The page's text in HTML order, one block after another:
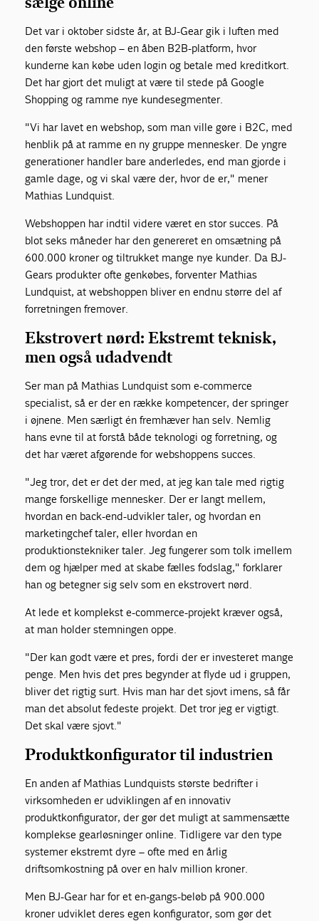
Det var i oktober sidste år, at BJ-Gear gik i luften med
den første webshop – en åben B2B-platform, hvor
kunderne kan købe uden login og betale med kreditkort.
Det har gjort det muligt at være til stede på Google
Shopping og ramme nye kundesegmenter.
"Vi har lavet en webshop, som man ville gøre i B2C, med
henblik på at ramme en ny gruppe mennesker. De yngre
generationer handler bare anderledes, end man gjorde i
gamle dage, og vi skal være der, hvor de er," mener
Mathias Lundquist.
Webshoppen har indtil videre været en stor succes. På
blot seks måneder har den genereret en omsætning på
600.000 kroner og tiltrukket mange nye kunder. Da BJ-
Gears produkter ofte genkøbes, forventer Mathias
Lundquist, at webshoppen bliver en endnu større del af
forretningen fremover.
Ekstrovert nørd: Ekstremt teknisk,
men også udadvendt
Ser man på Mathias Lundquist som e-commerce
specialist, så er der en række kompetencer, der springer
i øjnene. Men særligt én fremhæver han selv. Nemlig
hans evne til at forstå både teknologi og forretning, og
det har været afgørende for webshoppens succes.
"Jeg tror, det er det der med, at jeg kan tale med rigtig
mange forskellige mennesker. Der er langt mellem,
hvordan en back-end-udvikler taler, og hvordan en
marketingchef taler, eller hvordan en
produktionstekniker taler. Jeg fungerer som tolk imellem
dem og hjælper med at skabe fælles fodslag," forklarer
han og betegner sig selv som en ekstrovert nørd.
At lede et komplekst e-commerce-projekt kræver også,
at man holder stemningen oppe.
"Der kan godt være et pres, fordi der er investeret mange
penge. Men hvis det pres begynder at flyde ud i gruppen,
bliver det rigtig surt. Hvis man har det sjovt imens, så får
man det absolut fedeste projekt. Det tror jeg er vigtigt.
Det skal være sjovt."
Produktkonfigurator til industrien
En anden af Mathias Lundquists største bedrifter i
virksomheden er udviklingen af en innovativ
produktkonfigurator, der gør det muligt at sammensætte
komplekse gearløsninger online. Tidligere var den type
systemer ekstremt dyre – ofte med en årlig
driftsomkostning på over en halv million kroner.
Men BJ-Gear har for et en-gangs-beløb på 900.000
kroner udviklet deres egen konfigurator, som gør det